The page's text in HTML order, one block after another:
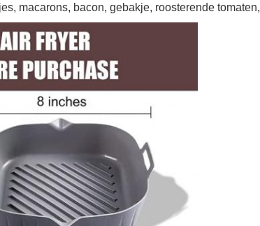
macarons, bacon, gebakje, roosterende